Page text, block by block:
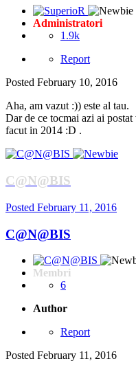
Administratori
1.9k
Report
Posted February 10, 2016
Aha, am vazut :)) este al tau.
Dar de ce tocmai azi ai
facut in 2014 :D .
C@N@BIS
Posted February 11, 2016
C@N@BIS
Membri
6
Author
Report
Posted February 11, 2016